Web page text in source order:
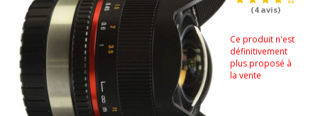
(4 avis)
Ce produit n'est
définitivement
plus proposé à
la vente